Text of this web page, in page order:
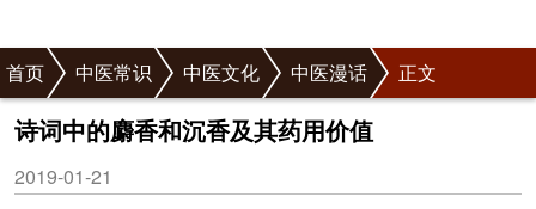
首页 中医常识 中医文化 中医漫话 正文
诗词中的麝香和沉香及其药用价值
2019-01-21